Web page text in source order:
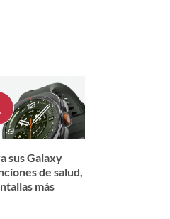
sus Galaxy
de salud,
más